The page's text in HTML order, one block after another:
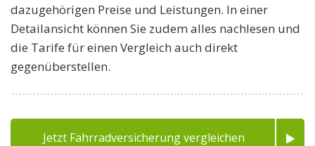
dazugehörigen Preise und Leistungen. In einer
Detailansicht können Sie zudem alles nachlesen und
die Tarife für einen Vergleich auch direkt
gegenüberstellen.
Jetzt Fahrradversicherung vergleichen